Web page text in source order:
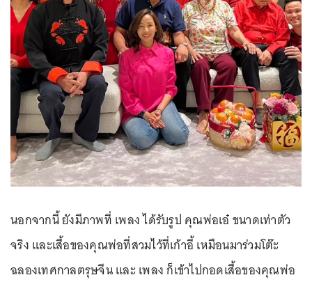
นอกจากนี้ ยังมีภาพที่ เพลง ได้รับรูป คุณพ่อเอ๋ ขนาดเท่าตัว
จริง และเสื้อของคุณพ่อที่สวมไว้ที่เก้าอี้ เหมือนมาร่วมโต๊ะ
ฉลองเทศกาลตรุษจีน และ เพลง ก็เข้าไปกอดเสื้อของคุณพ่อ